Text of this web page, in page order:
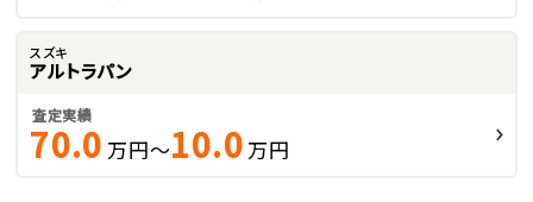
スズキ
アルトラパン
査定実績
70.0 万円～10.0 万円